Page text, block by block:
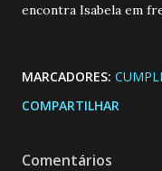
encontra Isabela em
MARCADORES:
COMPARTILHAR
Comentários